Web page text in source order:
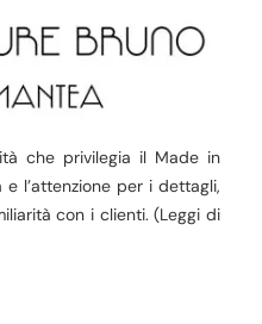
che privilegia il Made in
l’attenzione per i dettagli,
con i clienti. (Leggi di